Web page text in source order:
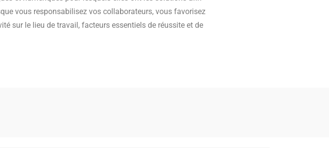
vous responsabilisez vos collaborateurs, vous favorisez
sur le lieu de travail, facteurs essentiels de réussite et de